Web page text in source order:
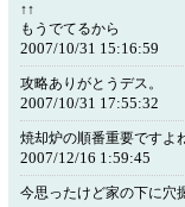
↑↑
もうでてるから
2007/10/31 15:16:59
攻略ありがとうデス。
2007/10/31 17:55:32
焼却炉の順番重要ですよ
2007/12/16 1:59:45
今思ったけど家の下に穴